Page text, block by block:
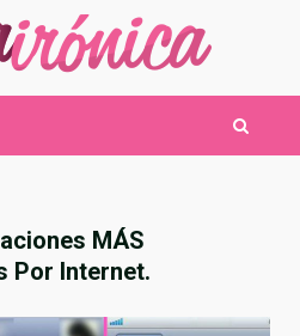
MÁS
Por Internet.